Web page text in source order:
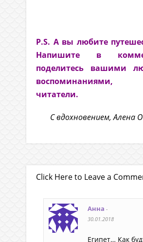
P.S. А вы любите
Напишите в
поделитесь вашими
воспоминаниями,
читатели.
С вдохновением, Алена
Click Here to Leave a
Анна -
30.01.2018
Египет… Как